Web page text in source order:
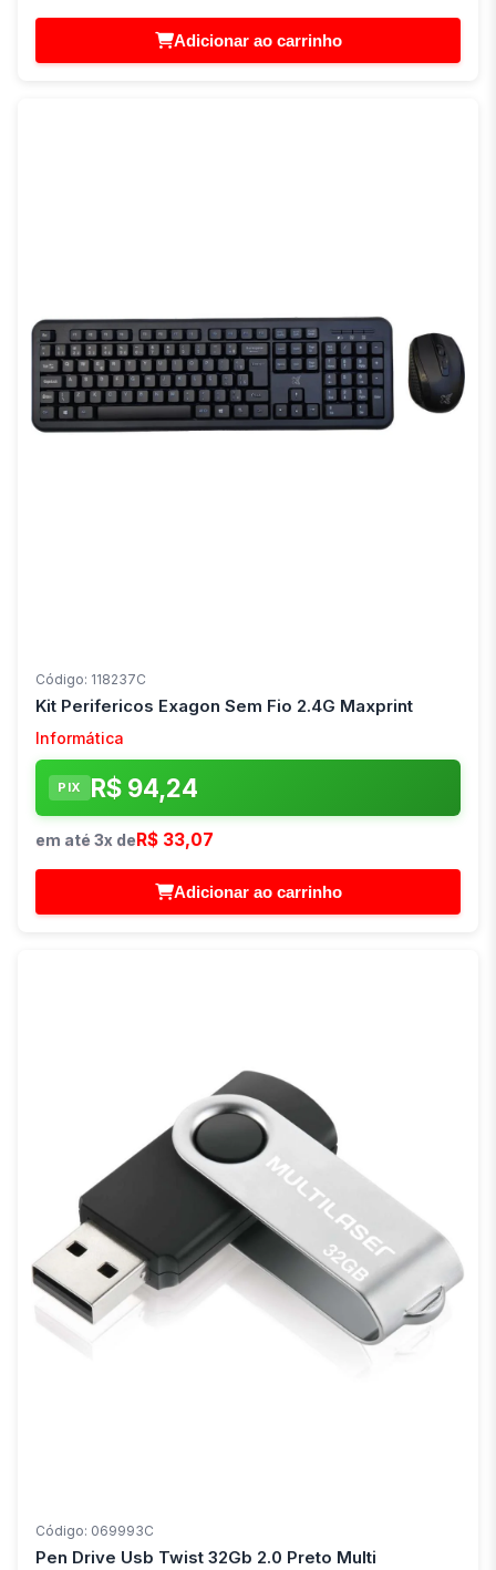
Adicionar ao carrinho
Código: 118237C
Kit Perifericos Exagon Sem Fio 2.4G Maxprint
Informática
PIX R$ 94,24
em até 3x deR$ 33,07
Adicionar ao carrinho
Código: 069993C
Pen Drive Usb Twist 32Gb 2.0 Preto Multi